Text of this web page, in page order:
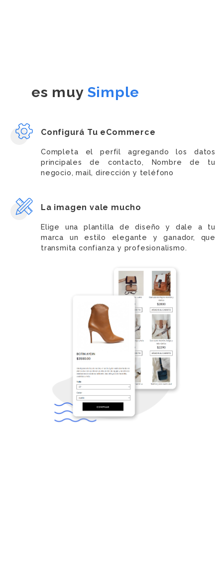
es muy Simple
Configurá Tu eCommerce
Completa el perfil agregando los datos
principales de contacto, Nombre de tu
negocio, mail, dirección y teléfono
La imagen vale mucho
Elige una plantilla de diseño y dale a tu
marca un estilo elegante y ganador, que
transmita confianza y profesionalismo.